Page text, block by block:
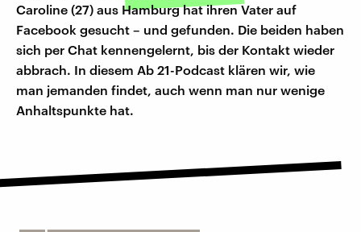
Caroline (27) aus Hamburg hat ihren Vater auf
Facebook gesucht – und gefunden. Die beiden haben
sich per Chat kennengelernt, bis der Kontakt wieder
abbrach. In diesem Ab 21-Podcast klären wir, wie
man jemanden findet, auch wenn man nur wenige
Anhaltspunkte hat.